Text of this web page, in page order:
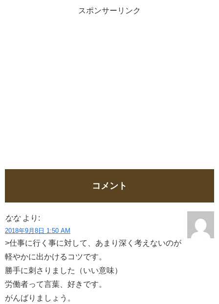
スポンサーリンク
コメント
なな より:
2018年9月8日 1:50 AM
>仕事に行く事に対して、あまり深く考えないのが
軽やかに出かけるコツです。
勝手に刺さりました（いい意味）
労働者って言葉、好きです。
がんばりましょう。